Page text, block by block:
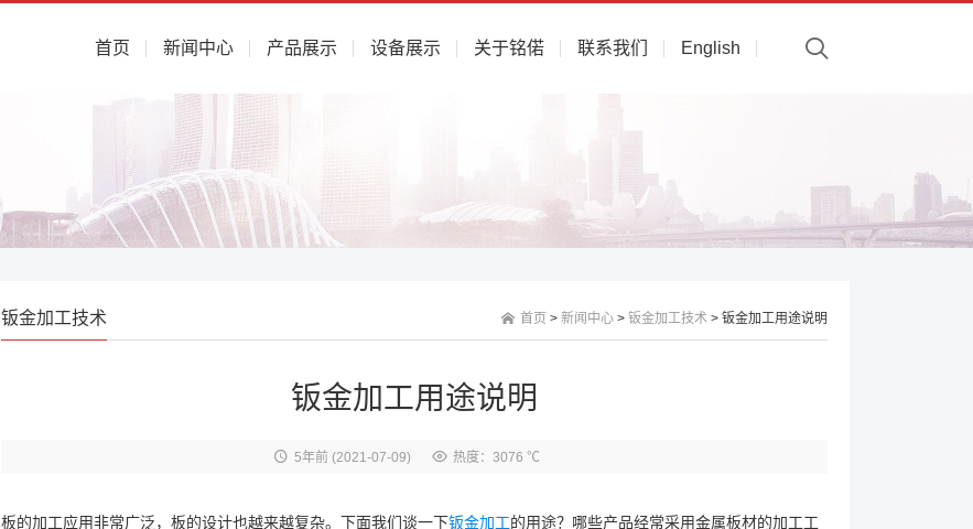
首页 新闻中心 产品展示 设备展示 关于铭偌 联系我们 English
钣金加工技术 首页 > 新闻中心 > 钣金加工技术 > 钣金加工用途说明
钣金加工用途说明
5年前(2021-07-09) 热度：3076 ℃
板的加工应用非常广泛，板的设计也越来越复杂。下面我们谈一下钣金加工的用途？哪些产品经常采用金属板材的加工工